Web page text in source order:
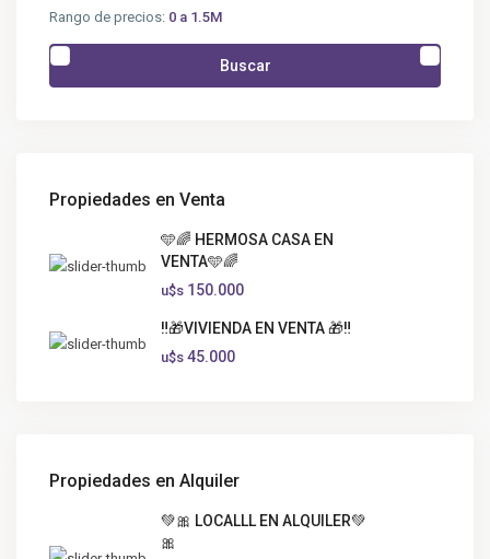
Rango de precios: 0 a 1.5M
Buscar
Propiedades en Venta
🩵🌈 HERMOSA CASA EN
VENTA🩵🌈
u$s 150.000
‼️🎁VIVIENDA EN VENTA 🎁‼️
u$s 45.000
Propiedades en Alquiler
💚🎀 LOCALLL EN ALQUILER💚
🎀